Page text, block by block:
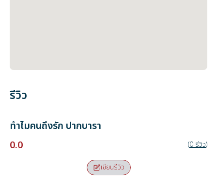
รีวิว
ทำไมคนถึงรัก ปากบารา
0.0
(0 รีวิว)
เขียนรีวิว